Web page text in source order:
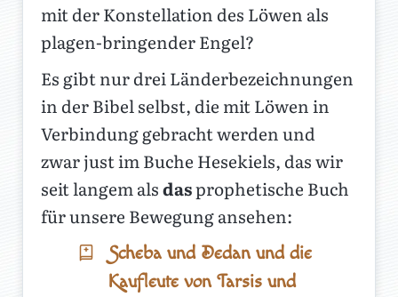
mit der Konstellation des Löwen als
plagen-bringender Engel?
Es gibt nur drei Länderbezeichnungen
in der Bibel selbst, die mit Löwen in
Verbindung gebracht werden und
zwar just im Buche Hesekiels, das wir
seit langem alsdasprophetische Buch
für unsere Bewegung ansehen:
Scheba und Dedan und die
Kaufleute von Tarsis und